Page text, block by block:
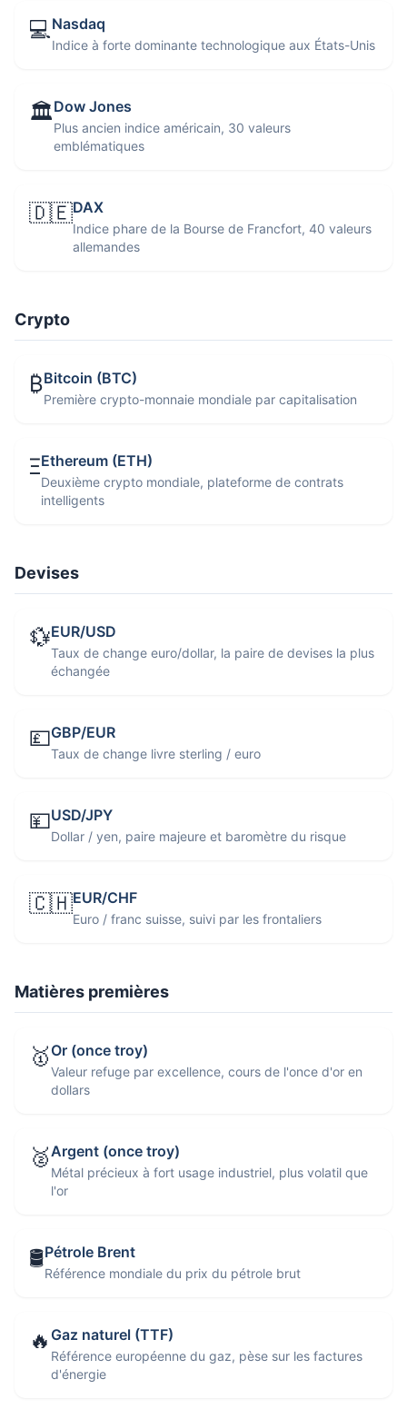
💻Nasdaq
Indice à forte dominante technologique aux États-Unis
🏛️Dow Jones
Plus ancien indice américain, 30 valeurs
emblématiques
🇩🇪DAX
Indice phare de la Bourse de Francfort, 40 valeurs
allemandes
Crypto
₿Bitcoin (BTC)
Première crypto-monnaie mondiale par capitalisation
ΞEthereum (ETH)
Deuxième crypto mondiale, plateforme de contrats
intelligents
Devises
💱EUR/USD
Taux de change euro/dollar, la paire de devises la plus
échangée
💷GBP/EUR
Taux de change livre sterling / euro
💴USD/JPY
Dollar / yen, paire majeure et baromètre du risque
🇨🇭EUR/CHF
Euro / franc suisse, suivi par les frontaliers
Matières premières
🥇 Or (once troy)
Valeur refuge par excellence, cours de l'once d'or en
dollars
🥈Argent (once troy)
Métal précieux à fort usage industriel, plus volatil que
l'or
🛢️Pétrole Brent
Référence mondiale du prix du pétrole brut
🔥 Gaz naturel (TTF)
Référence européenne du gaz, pèse sur les factures
d'énergie